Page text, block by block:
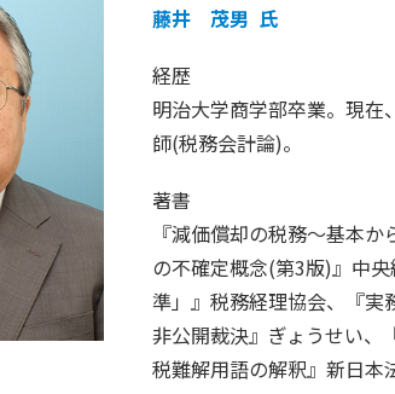
藤井 茂男 氏
経歴
明治大学商学部卒業。現
師(税務会計論)。
著書
『減価償却の税務～基本
の不確定概念(第3版)』中
準」』税務経理協会、『実
非公開裁決』ぎょうせい、
税難解用語の解釈』新日本